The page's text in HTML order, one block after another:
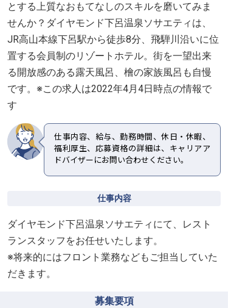
とする上質なおもてなしのスキルを磨いてみま
せんか？ダイヤモンド下呂温泉ソサエティは、
JR高山本線下呂駅から徒歩8分、飛騨川沿いに位
置する会員制のリゾートホテル。街を一望出来
る開放感のある露天風呂、檜の家族風呂も自慢
です。※この求人は2022年4月4日時点の情報で
す
仕事内容、給与、勤務時間、休日・休暇、
福利厚生、応募資格の詳細は、キャリアア
ドバイザーにお問い合わせください。
仕事内容
ダイヤモンド下呂温泉ソサエティにて、レスト
ランスタッフをお任せいたします。
※将来的にはフロント業務などもご担当していた
だきます。
募集要項